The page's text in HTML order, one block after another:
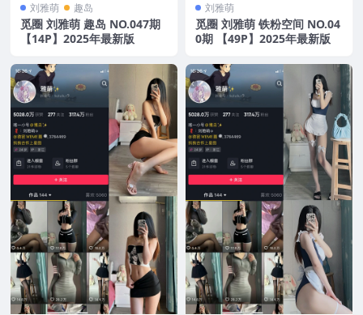
刘雅萌 趣岛
觅圈 刘雅萌 趣岛 NO.047期
【14P】2025年最新版
刘雅萌
觅圈 刘雅萌 铁粉空间 NO.04
0期 【49P】2025年最新版